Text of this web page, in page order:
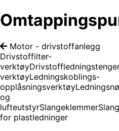
Motor - drivstoffanlegg
Drivstoffilter-
verktøy
verktøyLedningskoblings-
opplåsningsverktøy
og
lufteutstyrSlangeklemmer
for plastledninger